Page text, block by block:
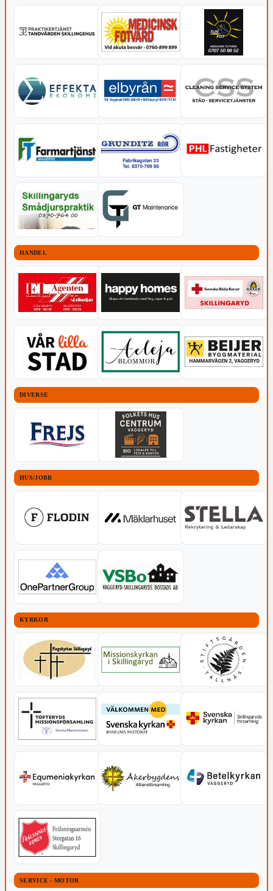
HANDEL
DIVERSE
HUS/JOBB
KYRKOR
SERVICE - MOTOR